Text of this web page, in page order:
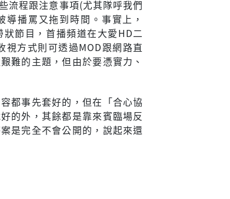
流程跟注意事項(尤其隊呼我們
播罵又拖到時間。事實上，
狀節目，首播頻道在大愛HD二
視方式則可透過MOD跟網路直
難的主題，但由於要憑實力、
都事先套好的，但在「合心協
的外，其餘都是靠來賓臨場反
是完全不會公開的，說起來還